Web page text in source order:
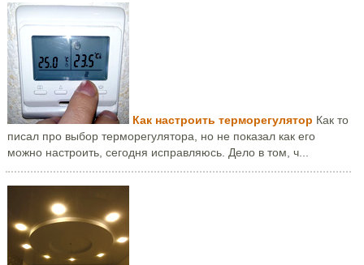
Как настроить терморегулятор Как то
писал про выбор терморегулятора, но не показал как его
можно настроить, сегодня исправляюсь. Дело в том, ч...